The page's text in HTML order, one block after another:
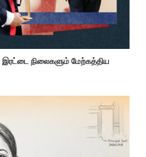
இரட்டை நிலைகளும் மேற்கத்திய